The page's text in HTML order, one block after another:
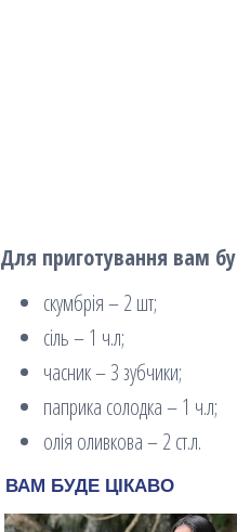
Для приготування вам
скумбрія – 2 шт;
сіль – 1 ч.л;
часник – 3 зубчики;
паприка солодка – 1 ч.л;
олія оливкова – 2 ст.л.